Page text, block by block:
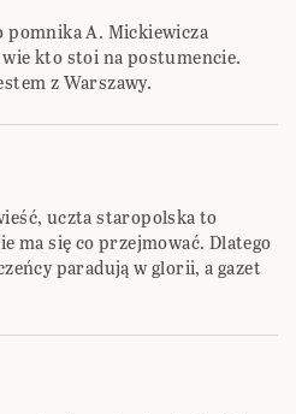
pomnika A. Mickiewicza
kto stoi na postumencie.
z Warszawy.
uczta staropolska to
ma się co przejmować. Dlatego
paradują w glorii, a gazet